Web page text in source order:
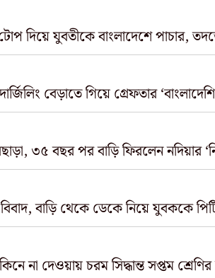
দিয়ে যুবতীকে বাংলাদেশে পাচার,
বেড়াতে গিয়ে গ্রেফতার
৩৫ বছর পর বাড়ি ফিরলেন নদিয়ার
বিবাদ, বাড়ি থেকে ডেকে নিয়ে যুবককে
না দেওয়ায় চরম সিদ্ধান্ত সপ্তম শ্রেণির